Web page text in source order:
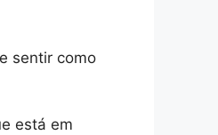
sentir como
está em